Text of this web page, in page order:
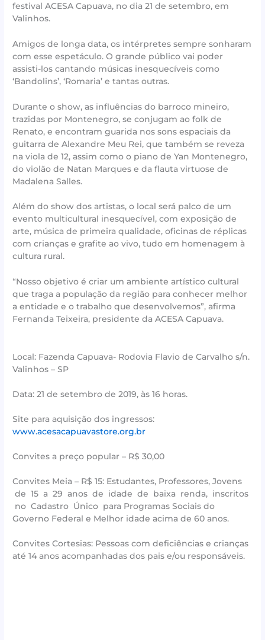
festival ACESA Capuava, no dia 21 de setembro, em
Valinhos.
Amigos de longa data, os intérpretes sempre sonharam
com esse espetáculo. O grande público vai poder
assisti-los cantando músicas inesquecíveis como
‘Bandolins’, ‘Romaria’ e tantas outras.
Durante o show, as influências do barroco mineiro,
trazidas por Montenegro, se conjugam ao folk de
Renato, e encontram guarida nos sons espaciais da
guitarra de Alexandre Meu Rei, que também se reveza
na viola de 12, assim como o piano de Yan Montenegro,
do violão de Natan Marques e da flauta virtuose de
Madalena Salles.
Além do show dos artistas, o local será palco de um
evento multicultural inesquecível, com exposição de
arte, música de primeira qualidade, oficinas de réplicas
com crianças e grafite ao vivo, tudo em homenagem à
cultura rural.
“Nosso objetivo é criar um ambiente artístico cultural
que traga a população da região para conhecer melhor
a entidade e o trabalho que desenvolvemos”, afirma
Fernanda Teixeira, presidente da ACESA Capuava.
Local: Fazenda Capuava- Rodovia Flavio de Carvalho s/n.
Valinhos – SP
Data: 21 de setembro de 2019, às 16 horas.
Site para aquisição dos ingressos:
www.acesacapuavastore.org.br
Convites a preço popular – R$ 30,00
Convites Meia – R$ 15: Estudantes, Professores, Jovens
de 15 a 29 anos de idade de baixa renda, inscritos
no Cadastro Único para Programas Sociais do
Governo Federal e Melhor idade acima de 60 anos.
Convites Cortesias: Pessoas com deficiências e crianças
até 14 anos acompanhadas dos pais e/ou responsáveis.